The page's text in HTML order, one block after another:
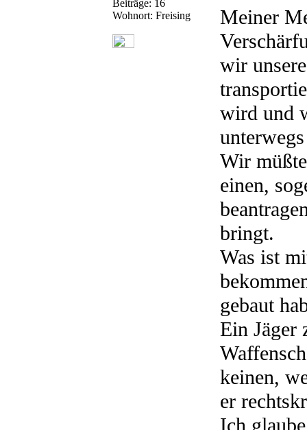
Beiträge: 16
Wohnort: Freising
Meiner
wir
wird und
Wir
einen,
bringt.
Was ist
gebaut
Ein Jäger
keinen,
er
Ich